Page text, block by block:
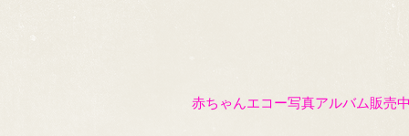
赤ちゃんエコー写真アルバム販売